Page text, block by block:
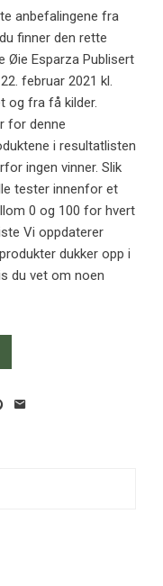
anbefalingene fra
finner den rette
Øie Esparza Publisert
februar 2021 kl.
og fra få kilder.
for denne
i resultatlisten
ingen vinner. Slik
tester innenfor et
0 og 100 for hvert
Vi oppdaterer
dukker opp i
du vet om noen